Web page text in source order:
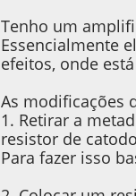
Tenho um
Essencialmente
efeitos, onde
As modificações
1. Retirar a
resistor de
Para fazer isso